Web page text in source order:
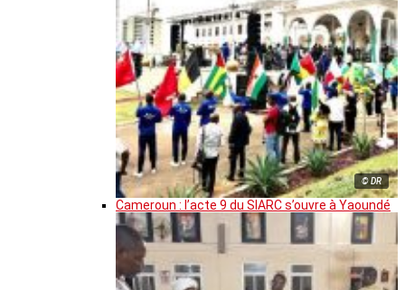
© DR
Cameroun : l’acte 9 du SIARC s’ouvre à Yaoundé